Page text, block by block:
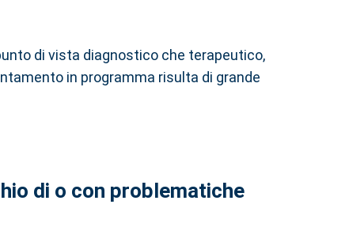
di vista diagnostico che terapeutico,
in programma risulta di grande
di o con problematiche